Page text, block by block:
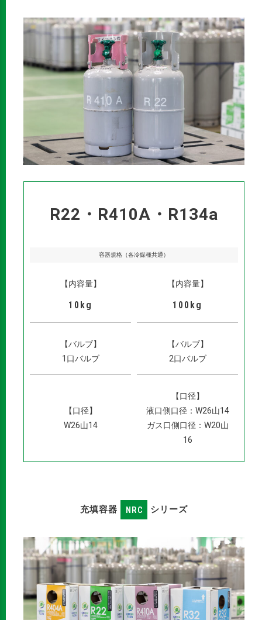
R22・R410A・R134a
容器規格（各冷媒種共通）
【内容量】
10kg
【内容量】
100kg
【バルブ】
1口バルブ
【バルブ】
2口バルブ
【口径】
W26山14
【口径】
液口側口径：W26山14
ガス口側口径：W20山
16
充填容器 NRC シリーズ